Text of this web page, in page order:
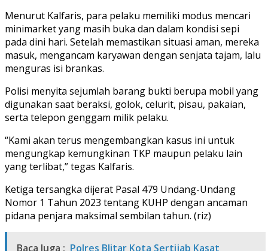
Menurut Kalfaris, para pelaku memiliki modus mencari
minimarket yang masih buka dan dalam kondisi sepi
pada dini hari. Setelah memastikan situasi aman, mereka
masuk, mengancam karyawan dengan senjata tajam, lalu
menguras isi brankas.
Polisi menyita sejumlah barang bukti berupa mobil yang
digunakan saat beraksi, golok, celurit, pisau, pakaian,
serta telepon genggam milik pelaku.
“Kami akan terus mengembangkan kasus ini untuk
mengungkap kemungkinan TKP maupun pelaku lain
yang terlibat,” tegas Kalfaris.
Ketiga tersangka dijerat Pasal 479 Undang-Undang
Nomor 1 Tahun 2023 tentang KUHP dengan ancaman
pidana penjara maksimal sembilan tahun. (riz)
Baca Juga : Polres Blitar Kota Sertijab Kasat